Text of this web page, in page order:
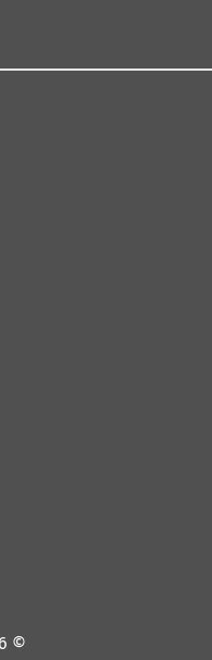
© 2026